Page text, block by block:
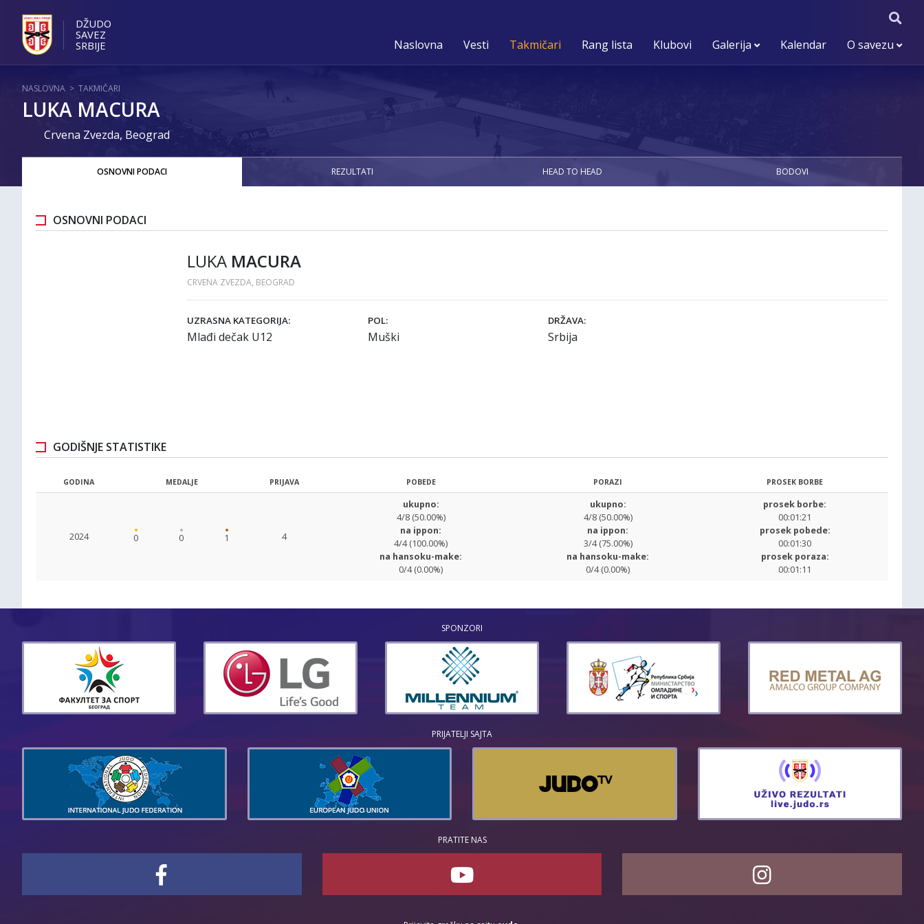
DŽUDO
SAVEZ
SRBIJE
Naslovna Vesti Takmičari Rang lista Klubovi Galerija Kalendar O savezu
NASLOVNA > TAKMIČARI
LUKA MACURA
Crvena Zvezda, Beograd
OSNOVNI PODACI REZULTATI HEAD TO HEAD BODOVI
OSNOVNI PODACI
LUKA MACURA
CRVENA ZVEZDA, BEOGRAD
UZRASNA KATEGORIJA:
Mlađi dečak U12
POL:
Muški
DRŽAVA:
Srbija
GODIŠNJE STATISTIKE
GODINA MEDALJE PRIJAVA POBEDE PORAZI PROSEK BORBE
2024 0 0 1 4
ukupno:
4/8 (50.00%)
na ippon:
4/4 (100.00%)
na hansoku-make:
0/4 (0.00%)
ukupno:
4/8 (50.00%)
na ippon:
3/4 (75.00%)
na hansoku-make:
0/4 (0.00%)
prosek borbe:
00:01:21
prosek pobede:
00:01:30
prosek poraza:
00:01:11
SPONZORI
PRIJATELJI SAJTA
PRATITE NAS